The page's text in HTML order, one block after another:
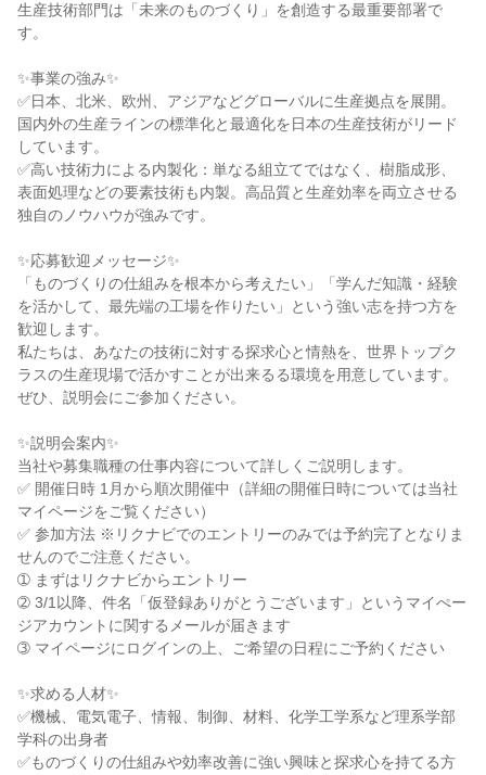
生産技術部門は「未来のものづくり」を創造する最重要部署で
す。
✨事業の強み✨
✅日本、北米、欧州、アジアなどグローバルに生産拠点を展開。
国内外の生産ラインの標準化と最適化を日本の生産技術がリード
しています。
✅高い技術力による内製化：単なる組立てではなく、樹脂成形、
表面処理などの要素技術も内製。高品質と生産効率を両立させる
独自のノウハウが強みです。
✨応募歓迎メッセージ✨
「ものづくりの仕組みを根本から考えたい」「学んだ知識・経験
を活かして、最先端の工場を作りたい」という強い志を持つ方を
歓迎します。
私たちは、あなたの技術に対する探求心と情熱を、世界トップク
ラスの生産現場で活かすことが出来るる環境を用意しています。
ぜひ、説明会にご参加ください。
✨説明会案内✨
当社や募集職種の仕事内容について詳しくご説明します。
✅ 開催日時 1月から順次開催中（詳細の開催日時については当社
マイページをご覧ください）
✅ 参加方法 ※リクナビでのエントリーのみでは予約完了となりま
せんのでご注意ください。
➀ まずはリクナビからエントリー
➁ 3/1以降、件名「仮登録ありがとうございます」というマイぺー
ジアカウントに関するメールが届きます
➂ マイページにログインの上、ご希望の日程にご予約ください
✨求める人材✨
✅機械、電気電子、情報、制御、材料、化学工学系など理系学部
学科の出身者
✅ものづくりの仕組みや効率改善に強い興味と探求心を持てる方